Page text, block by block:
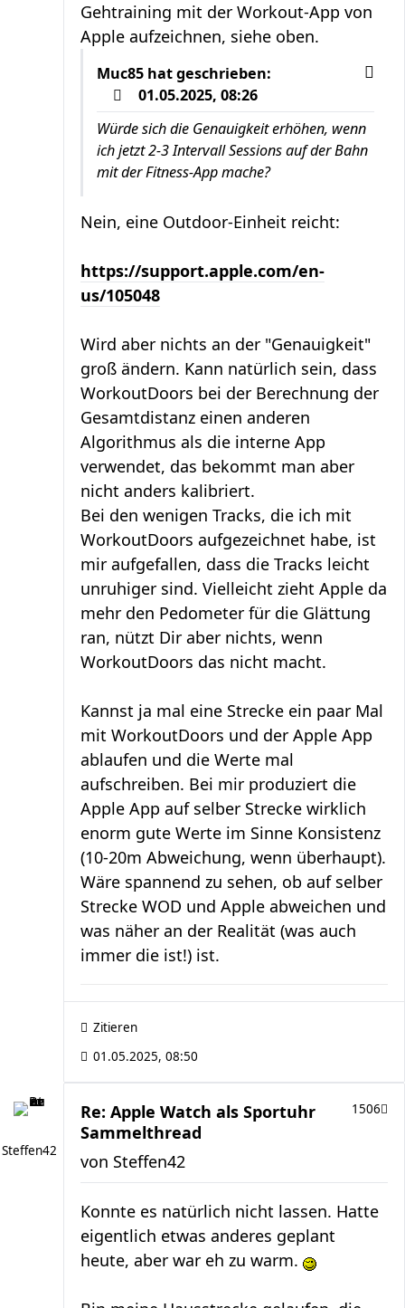
Gehtraining mit der Workout-App von
Apple aufzeichnen, siehe oben.
Muc85 hat geschrieben:
01.05.2025, 08:26
Würde sich die Genauigkeit erhöhen, wenn
ich jetzt 2-3 Intervall Sessions auf der Bahn
mit der Fitness-App mache?
Nein, eine Outdoor-Einheit reicht:
https://support.apple.com/en-
us/105048
Wird aber nichts an der "Genauigkeit"
groß ändern. Kann natürlich sein, dass
WorkoutDoors bei der Berechnung der
Gesamtdistanz einen anderen
Algorithmus als die interne App
verwendet, das bekommt man aber
nicht anders kalibriert.
Bei den wenigen Tracks, die ich mit
WorkoutDoors aufgezeichnet habe, ist
mir aufgefallen, dass die Tracks leicht
unruhiger sind. Vielleicht zieht Apple da
mehr den Pedometer für die Glättung
ran, nützt Dir aber nichts, wenn
WorkoutDoors das nicht macht.
Kannst ja mal eine Strecke ein paar Mal
mit WorkoutDoors und der Apple App
ablaufen und die Werte mal
aufschreiben. Bei mir produziert die
Apple App auf selber Strecke wirklich
enorm gute Werte im Sinne Konsistenz
(10-20m Abweichung, wenn überhaupt).
Wäre spannend zu sehen, ob auf selber
Strecke WOD und Apple abweichen und
was näher an der Realität (was auch
immer die ist!) ist.
Zitieren
01.05.2025, 08:50
Steffen42
Re: Apple Watch als Sportuhr
Sammelthread
1506
von Steffen42
Konnte es natürlich nicht lassen. Hatte
eigentlich etwas anderes geplant
heute, aber war eh zu warm.